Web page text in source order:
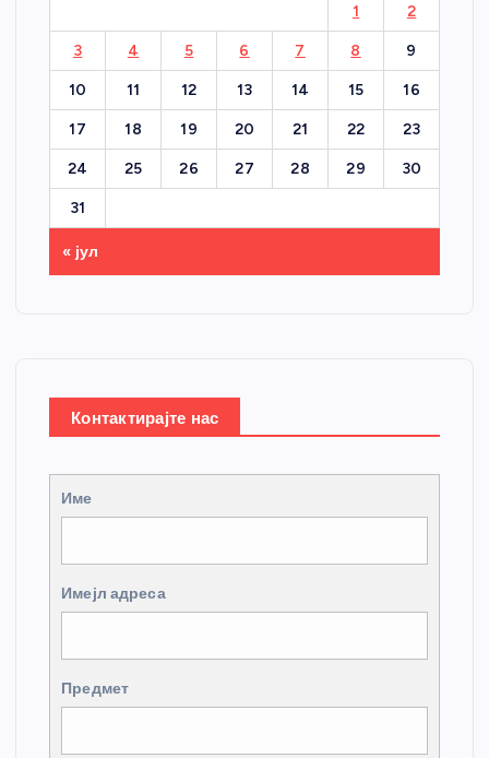
1 2
3 4 5 6 7 8 9
10 11 12 13 14 15 16
17 18 19 20 21 22 23
24 25 26 27 28 29 30
31
« јул
Контактирајте нас
Име
Имејл адреса
Предмет